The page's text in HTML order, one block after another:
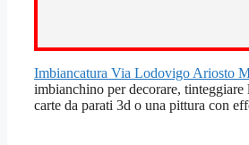
Imbiancatura Via Lodovigo Ariosto
imbianchino per decorare, tinteggiare
carte da parati 3d o una pittura con